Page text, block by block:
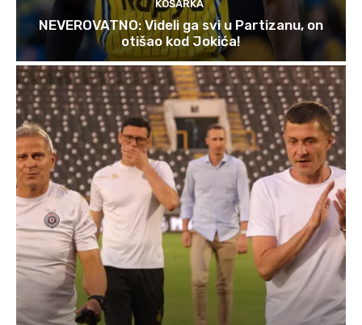
KOŠARKA
NEVEROVATNO: Videli ga svi u Partizanu, on
otišao kod Jokića!